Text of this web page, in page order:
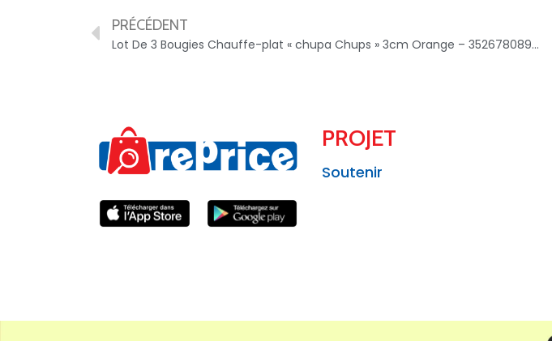
PRÉCÉDENT
Lot De 3 Bougies Chauffe-plat « chupa Chups » 3cm Orange – 3526780890213
PROJET
Soutenir